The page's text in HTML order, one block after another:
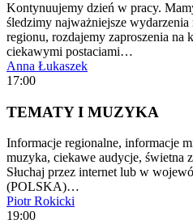
Kontynuujemy dzień w pracy.
śledzimy najważniejsze
regionu, rozdajemy zaproszenia na
ciekawymi postaciami…
Anna Łukaszek
17:00
TEMATY I MUZYKA
Informacje regionalne, informacje
muzyka, ciekawe audycje, świetna
Słuchaj przez internet lub w
(POLSKA)…
Piotr Rokicki
19:00